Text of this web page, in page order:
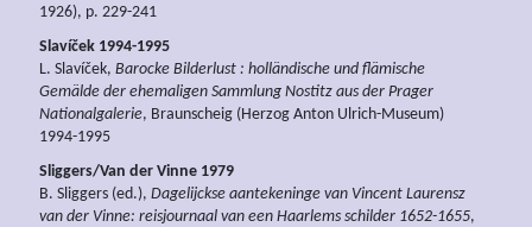
1926), p. 229-241
Slavíček 1994-1995
L. Slavíček, Barocke Bilderlust : holländische und flämische
Gemälde der ehemaligen Sammlung Nostitz aus der Prager
Nationalgalerie, Braunscheig (Herzog Anton Ulrich-Museum)
1994-1995
Sliggers/Van der Vinne 1979
B. Sliggers (ed.), Dagelijckse aantekeninge van Vincent Laurensz
van der Vinne: reisjournaal van een Haarlems schilder 1652-1655,